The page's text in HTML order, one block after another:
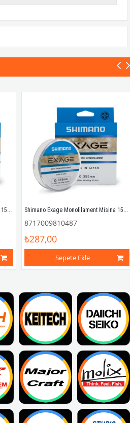
Shimano Exage Monofilament Misina 150mt 0.18mm 2.90kg Shimano Exage Monofilament Misina 150mt 0.35mm 10.40kg
8717009810487
₺287,00
Sepete Ekle